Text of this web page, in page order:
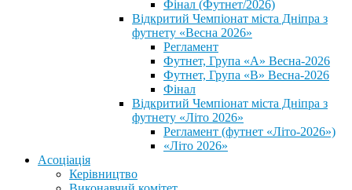
Фінал (Футнет/2026)
Відкритий Чемпіонат міста Дніпра з
футнету «Весна 2026»
Регламент
Футнет, Група «А» Весна-2026
Футнет, Група «В» Весна-2026
Фінал
Відкритий Чемпіонат міста Дніпра з
футнету «Літо 2026»
Регламент (футнет «Літо-2026»)
«Літо 2026»
Асоціація
Керівництво